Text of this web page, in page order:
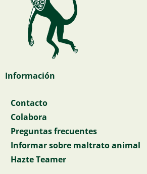
Información
Contacto
Colabora
Preguntas frecuentes
Informar sobre maltrato animal
Hazte Teamer